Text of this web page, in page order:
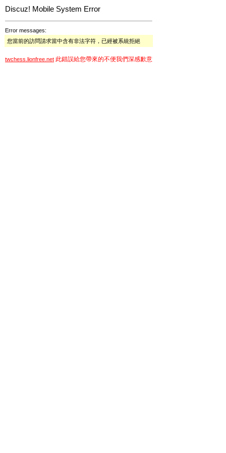
Discuz! Mobile System Error
Error messages:
您當前的訪問請求當中含有非法字符，已經被系統拒絕
twchess.lionfree.net 此錯誤給您帶來的不便我們深感歉意